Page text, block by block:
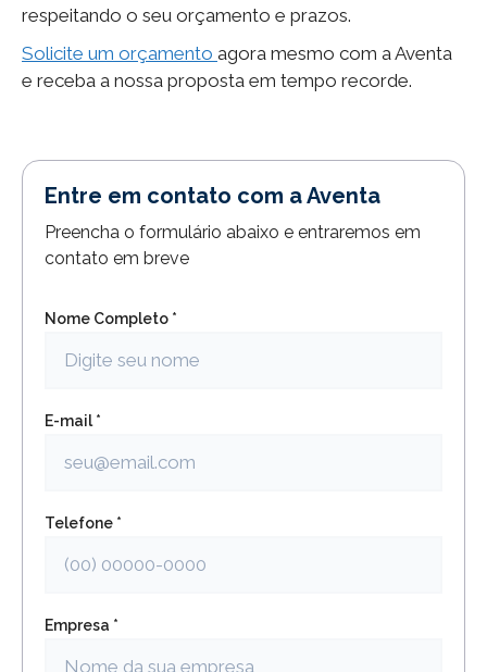
respeitando o seu orçamento e prazos.
Solicite um orçamento agora mesmo com a Aventa
e receba a nossa proposta em tempo recorde.
Entre em contato com a Aventa
Preencha o formulário abaixo e entraremos em
contato em breve
Nome Completo *
E-mail *
Telefone *
Empresa *